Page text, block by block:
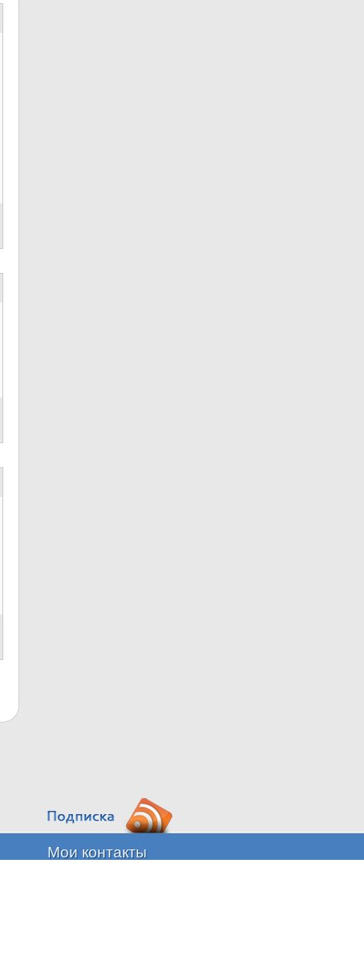
Мои контакты